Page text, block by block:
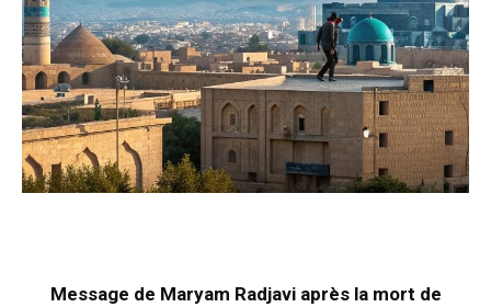
Message de Maryam Radjavi après la mort de